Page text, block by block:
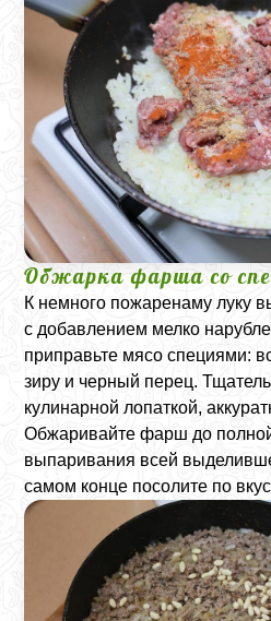
Обжарка фарша со
К немного пожаренаму луку
с добавлением мелко
приправьте мясо специями:
зиру и черный перец.
кулинарной лопаткой,
Обжаривайте фарш до полной
выпаривания всей
самом конце посолите по